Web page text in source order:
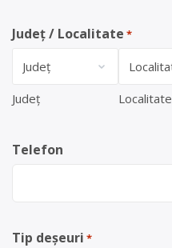
Județ / Localitate *
Județ Localitate
Telefon
Tip deșeuri *